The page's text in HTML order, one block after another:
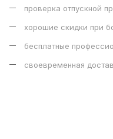
проверка отпускной
хорошие скидки при
бесплатные
своевременная